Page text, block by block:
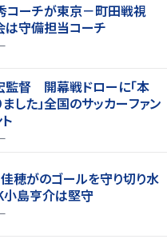
コーチが東京－町田戦視
守備担当コーチ
監督 開幕戦ドローに「本
した」全国のサッカーファン
佳穂がのゴールを守り切り水
島亨介は堅守